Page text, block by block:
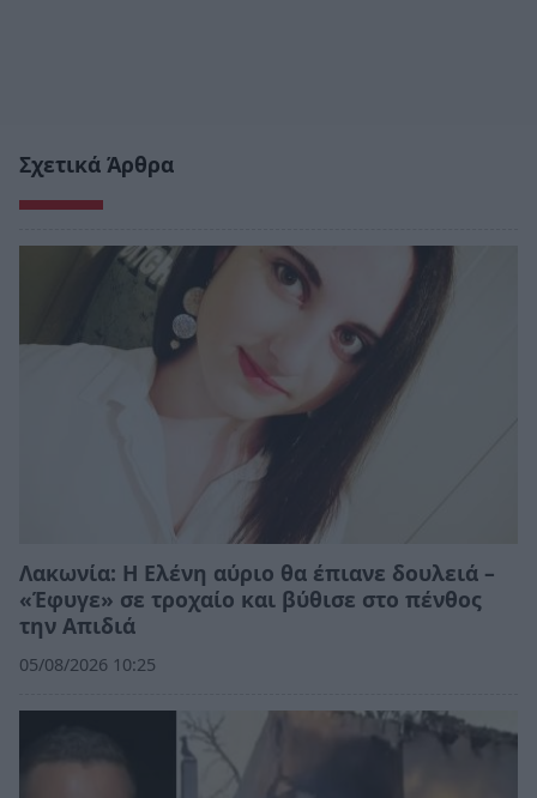
Σχετικά Άρθρα
Λακωνία: Η Ελένη αύριο θα έπιανε δουλειά –
«Έφυγε» σε τροχαίο και βύθισε στο πένθος
την Απιδιά
05/08/2026 10:25